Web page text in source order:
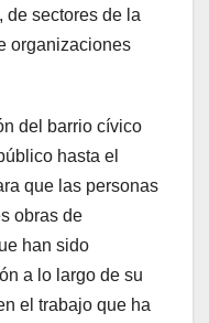
de sectores de la
organizaciones
del barrio cívico
hasta el
que las personas
obras de
han sido
a lo largo de su
el trabajo que ha